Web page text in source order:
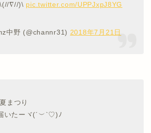
∇//)\ pic.twitter.com/UPPJxpJ8YG
中野 (@channr31) 2018年7月21日
まつり
いたーヾ(´︶`♡)ﾉ